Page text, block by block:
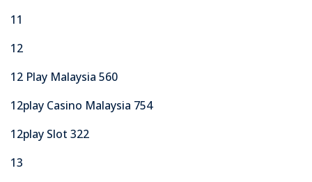
11
12
12 Play Malaysia 560
12play Casino Malaysia 754
12play Slot 322
13